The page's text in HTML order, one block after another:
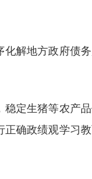
解地方政府债
定生猪等农产
确政绩观学习